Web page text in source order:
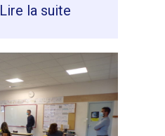
Lire la suite:
la
Préfète
et
du
Directeur